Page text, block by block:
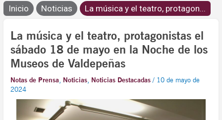
Inicio Noticias La música y el teatro, protagon...
La música y el teatro, protagonistas el
sábado 18 de mayo en la Noche de los
Museos de Valdepeñas
Notas de Prensa, Noticias, Noticias Destacadas / 10 de mayo de
2024